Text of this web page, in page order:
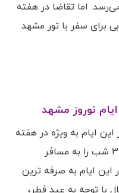
اما تقاضا در هفته
برای سفر با تور مشهد
نوروز مشهد
ایام به ویژه در هفته
اول نوروز، امکان رزرو اتاق کمتر از 3 شب را به مسافر
اقامت 4 شبه در این ایام به صرفه ترین
با توجه به عید فطر،